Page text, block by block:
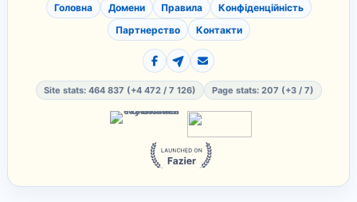
Головна Домени Правила
Конфіденційність
Партнерство
Контакти
Site stats: 464 837 (+4 472 / 7 126) Page stats: 207 (+3 / 7)